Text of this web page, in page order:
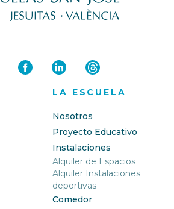
LA ESCUELA
Nosotros
Proyecto Educativo
Instalaciones
Alquiler de Espacios
Alquiler Instalaciones
deportivas
Comedor